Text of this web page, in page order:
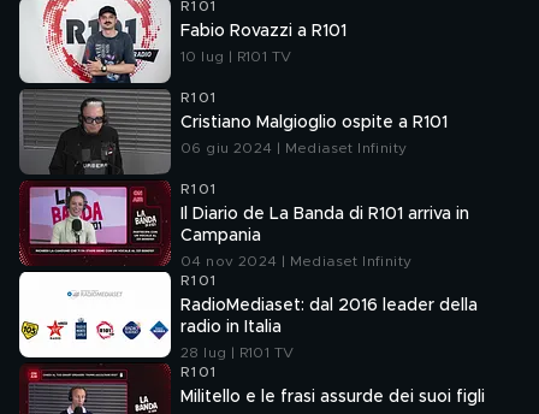
R101
Fabio Rovazzi a R101
10 lug | R101 TV
R101
Cristiano Malgioglio ospite a R101
06 giu 2024 | Mediaset Infinity
R101
Il Diario de La Banda di R101 arriva in
Campania
04 nov 2024 | Mediaset Infinity
R101
RadioMediaset: dal 2016 leader della
radio in Italia
28 lug | R101 TV
R101
Militello e le frasi assurde dei suoi figli